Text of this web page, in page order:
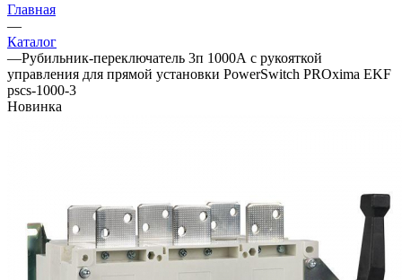
Главная
—
Каталог
—Рубильник-переключатель 3п 1000А с рукояткой
управления для прямой установки PowerSwitch PROxima EKF
pscs-1000-3
Новинка